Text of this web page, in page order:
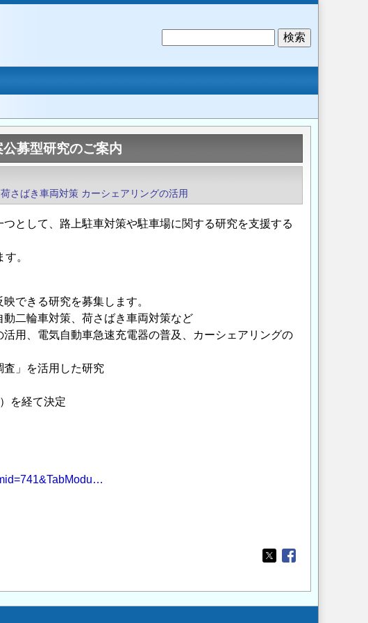
募型研究のご案内
荷さばき車両対策 カーシェアリングの活用
として、路上駐車対策や駐車場に関する研究を支援する
。
できる研究を募集します。
二輪車対策、荷さばき車両対策など
、電気自動車急速充電器の普及、カーシェアリングの
」を活用した研究
を経て決定
Opens in a new
Opens in a new